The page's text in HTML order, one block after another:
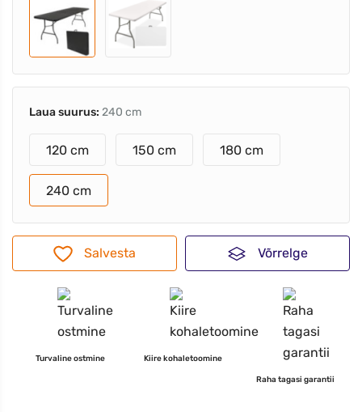
Laua suurus: 240 cm
120 cm 150 cm 180 cm
240 cm
Salvesta Võrrelge
Turvaline ostmine Kiire kohaletoomine
Raha tagasi garantii